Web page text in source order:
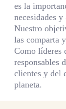
es la
necesidades
Nuestro
las comparta
Como líderes
responsables
clientes y del
planeta.